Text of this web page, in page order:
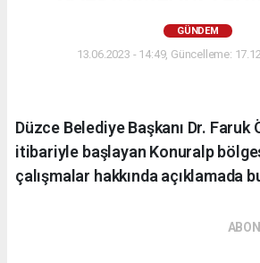
GÜNDEM
13.06.2023 - 14:49, Güncelleme:
Düzce Belediye Başkanı Dr.
itibariyle başlayan Konuralp
çalışmalar hakkında açıklamada